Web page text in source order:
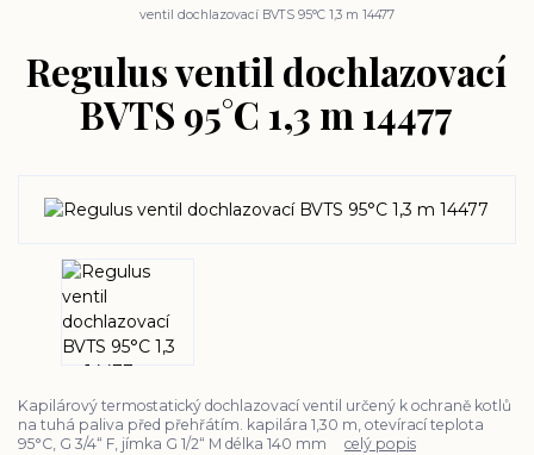
ventil dochlazovací BVTS 95°C 1,3 m 14477
Regulus ventil dochlazovací
BVTS 95°C 1,3 m 14477
Kapilárový termostatický dochlazovací ventil určený k ochraně kotlů
na tuhá paliva před přehřátím. kapilára 1,30 m, otevírací teplota
95°C, G 3/4“ F, jímka G 1/2“ M délka 140 mm celý popis